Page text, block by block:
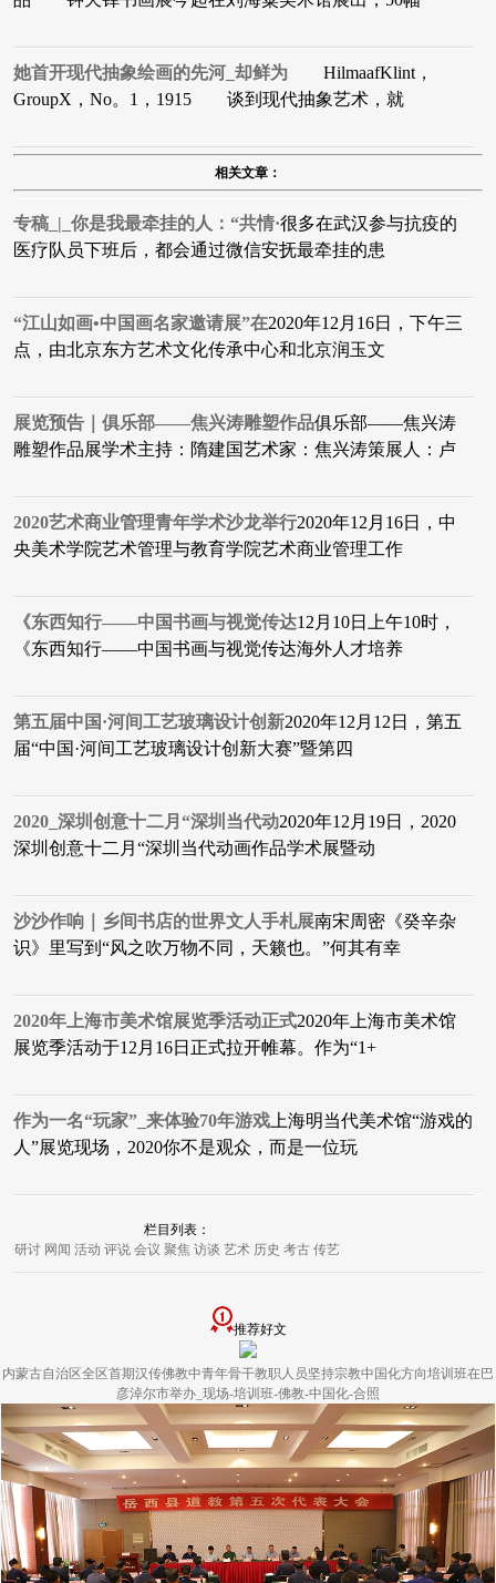
她首开现代抽象绘画的先河_却鲜为 HilmaafKlint，
GroupX，No。1，1915 谈到现代抽象艺术，就
相关文章：
专稿_|_你是我最牵挂的人：“共情·很多在武汉参与抗疫的
医疗队员下班后，都会通过微信安抚最牵挂的患
“江山如画•中国画名家邀请展”在2020年12月16日，下午三
点，由北京东方艺术文化传承中心和北京润玉文
展览预告｜俱乐部——焦兴涛雕塑作品俱乐部——焦兴涛
雕塑作品展学术主持：隋建国艺术家：焦兴涛策展人：卢
2020艺术商业管理青年学术沙龙举行2020年12月16日，中
央美术学院艺术管理与教育学院艺术商业管理工作
《东西知行——中国书画与视觉传达12月10日上午10时，
《东西知行——中国书画与视觉传达海外人才培养
第五届中国·河间工艺玻璃设计创新2020年12月12日，第五
届“中国·河间工艺玻璃设计创新大赛”暨第四
2020_深圳创意十二月“深圳当代动2020年12月19日，2020
深圳创意十二月“深圳当代动画作品学术展暨动
沙沙作响｜乡间书店的世界文人手札展南宋周密《癸辛杂
识》里写到“风之吹万物不同，天籁也。”何其有幸
2020年上海市美术馆展览季活动正式2020年上海市美术馆
展览季活动于12月16日正式拉开帷幕。作为“1+
作为一名“玩家”_来体验70年游戏 上海明当代美术馆“游戏的
人”展览现场，2020你不是观众，而是一位玩
栏目列表：
研讨 网闻 活动 评说 会议 聚焦 访谈 艺术 历史 考古 传艺
推荐好文
内蒙古自治区全区首期汉传佛教中青年骨干教职人员坚持宗教中国化方向培训班在巴
彦淖尔市举办_现场-培训班-佛教-中国化-合照